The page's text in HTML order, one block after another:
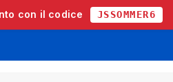
con il codice JSSOMMER6